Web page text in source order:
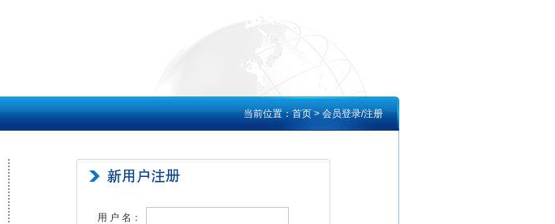
当前位置：首页> 会员登录/注册
用 户 名：